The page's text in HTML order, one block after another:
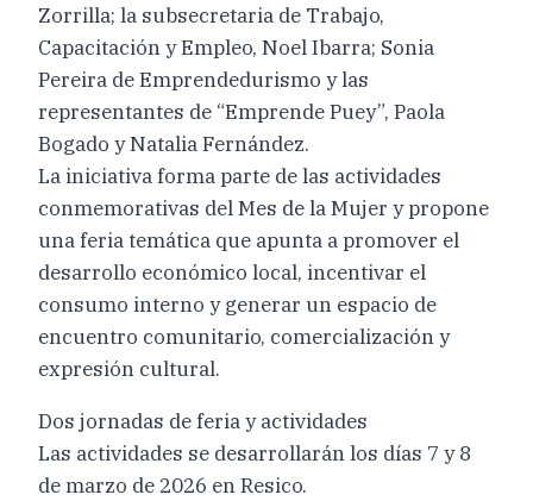
Zorrilla; la subsecretaria de Trabajo,
Capacitación y Empleo, Noel Ibarra; Sonia
Pereira de Emprendedurismo y las
representantes de “Emprende Puey”, Paola
Bogado y Natalia Fernández.
La iniciativa forma parte de las actividades
conmemorativas del Mes de la Mujer y propone
una feria temática que apunta a promover el
desarrollo económico local, incentivar el
consumo interno y generar un espacio de
encuentro comunitario, comercialización y
expresión cultural.
Dos jornadas de feria y actividades
Las actividades se desarrollarán los días 7 y 8
de marzo de 2026 en Resico.